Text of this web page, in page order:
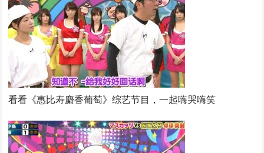
看看《惠比寿麝香葡萄》综艺节目，一起嗨哭嗨笑